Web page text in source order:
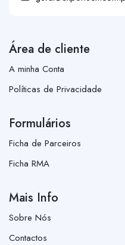
Área de cliente
A minha Conta
Políticas de Privacidade
Formulários
Ficha de Parceiros
Ficha RMA
Mais Info
Sobre Nós
Contactos